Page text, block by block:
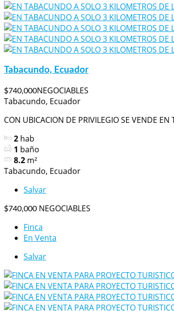
Tabacundo, Ecuador
$740,000NEGOCIABLES
Tabacundo, Ecuador
CON UBICACION DE PRIVILEGIO SE VENDE
2 hab
1 baño
8.2 m²
Tabacundo, Ecuador
Salvar
$740,000 NEGOCIABLES
Finca
En Venta
Salvar